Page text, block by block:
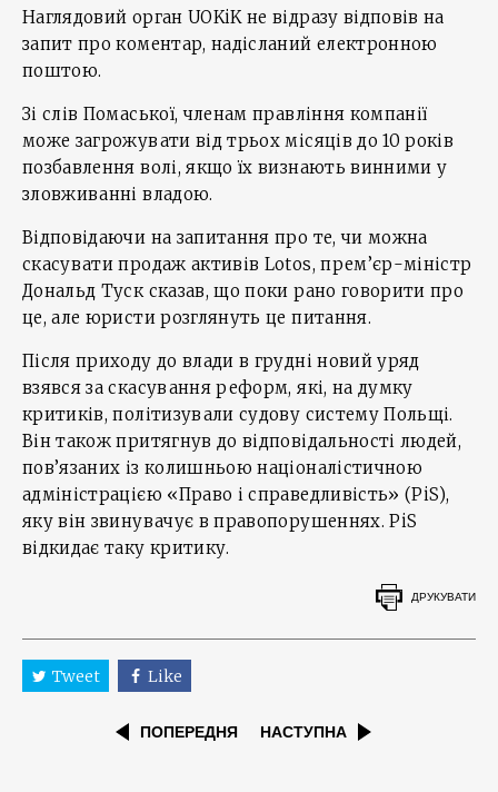
Наглядовий орган UOKiK не відразу відповів на
запит про коментар, надісланий електронною
поштою.
Зі слів Помаської, членам правління компанії
може загрожувати від трьох місяців до 10 років
позбавлення волі, якщо їх визнають винними у
зловживанні владою.
Відповідаючи на запитання про те, чи можна
скасувати продаж активів Lotos, прем’єр-міністр
Дональд Туск сказав, що поки рано говорити про
це, але юристи розглянуть це питання.
Після приходу до влади в грудні новий уряд
взявся за скасування реформ, які, на думку
критиків, політизували судову систему Польщі.
Він також притягнув до відповідальності людей,
пов’язаних із колишньою націоналістичною
адміністрацією «Право і справедливість» (PiS),
яку він звинувачує в правопорушеннях. PiS
відкидає таку критику.
ДРУКУВАТИ
Tweet Like
ПОПЕРЕДНЯ НАСТУПНА